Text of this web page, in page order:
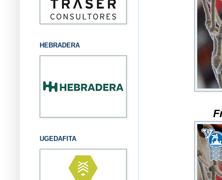
HEBRADERA
UGEDAFITA